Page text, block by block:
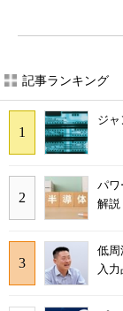
記事ランキング
ジャ
パワ
解説
低
入